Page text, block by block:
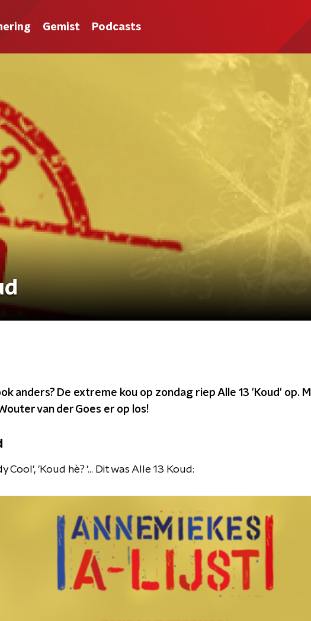
Gemist Podcasts
anders? De extreme kou op zondag riep Alle 13 'Koud' op.
van der Goes er op los!
Cool', 'Koud hè? '... Dit was Alle 13 Koud: